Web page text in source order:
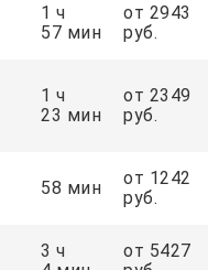
1 ч
57 мин
от 2943
руб.
1 ч
23 мин
от 2349
руб.
58 мин
от 1242
руб.
3 ч
от 5427